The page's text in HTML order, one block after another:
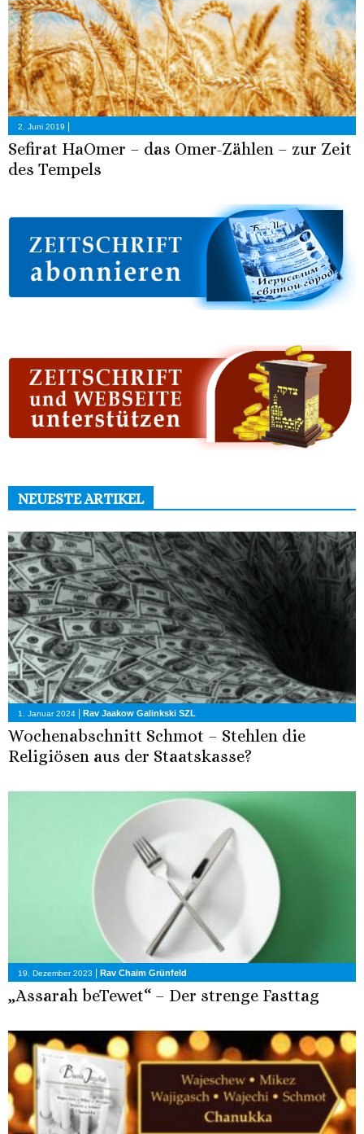
2. Juni 2019
Sefirat HaOmer – das Omer-Zählen – zur Zeit
des Tempels
NEUESTE ARTIKEL
1. Januar 2024 | Rav Jaakow Galinkski SZL
Wochenabschnitt Schmot – Stehlen die
Religiösen aus der Staatskasse?
19. Dezember 2023 Rav Chaim Grünfeld
„Assarah beTewet“ – Der strenge Fasttag